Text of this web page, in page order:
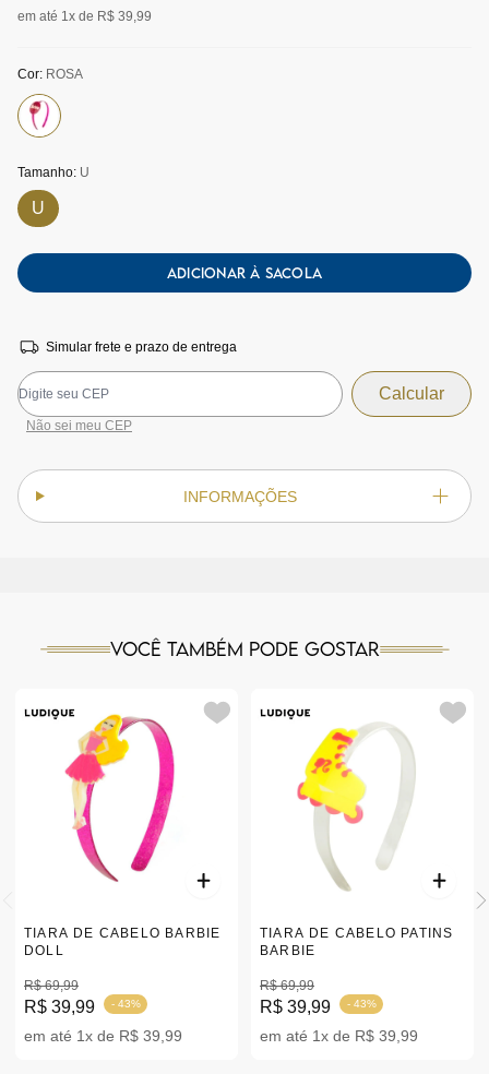
em até 1x de R$ 39,99
Cor: ROSA
Tamanho: U
U
ADICIONAR À SACOLA
Simular frete e prazo de entrega
Não sei meu CEP
INFORMAÇÕES
Você também pode gostar
TIARA DE CABELO BARBIE
DOLL
R$ 69,99
R$ 39,99 - 43%
em até 1x de R$ 39,99
TIARA DE CABELO PATINS
BARBIE
R$ 69,99
R$ 39,99 - 43%
em até 1x de R$ 39,99